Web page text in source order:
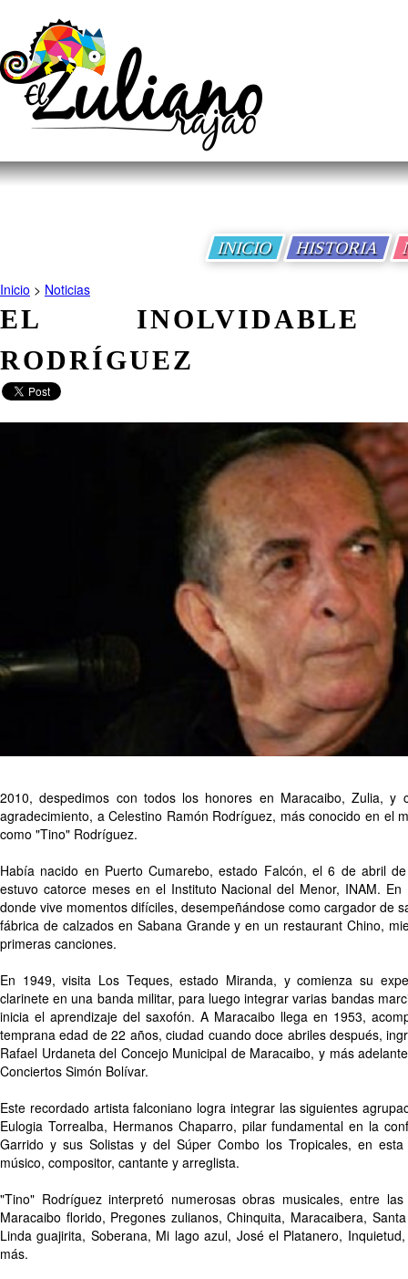
INICIO HISTORIA
Inicio > Noticias
EL
RODRÍGUEZ
2010, despedimos con todos los honores en Maracaibo, Zulia, y
agradecimiento, a Celestino Ramón Rodríguez, más conocido en el
como "Tino" Rodríguez.
Había nacido en Puerto Cumarebo, estado Falcón, el 6 de abril
estuvo catorce meses en el Instituto Nacional del Menor, INAM.
donde vive momentos difíciles, desempeñándose como cargador de
fábrica de calzados en Sabana Grande y en un restaurant Chino,
primeras canciones.
En 1949, visita Los Teques, estado Miranda, y comienza su
clarinete en una banda militar, para luego integrar varias bandas
inicia el aprendizaje del saxofón. A Maracaibo llega en 1953,
temprana edad de 22 años, ciudad cuando doce abriles después,
Rafael Urdaneta del Concejo Municipal de Maracaibo, y más
Conciertos Simón Bolívar.
Este recordado artista falconiano logra integrar las siguientes
Eulogia Torrealba, Hermanos Chaparro, pilar fundamental en la
Garrido y sus Solistas y del Súper Combo los Tropicales, en
músico, compositor, cantante y arreglista.
"Tino" Rodríguez interpretó numerosas obras musicales, entre
Maracaibo florido, Pregones zulianos, Chinquita, Maracaibera,
Linda guajirita, Soberana, Mi lago azul, José el Platanero,
más.